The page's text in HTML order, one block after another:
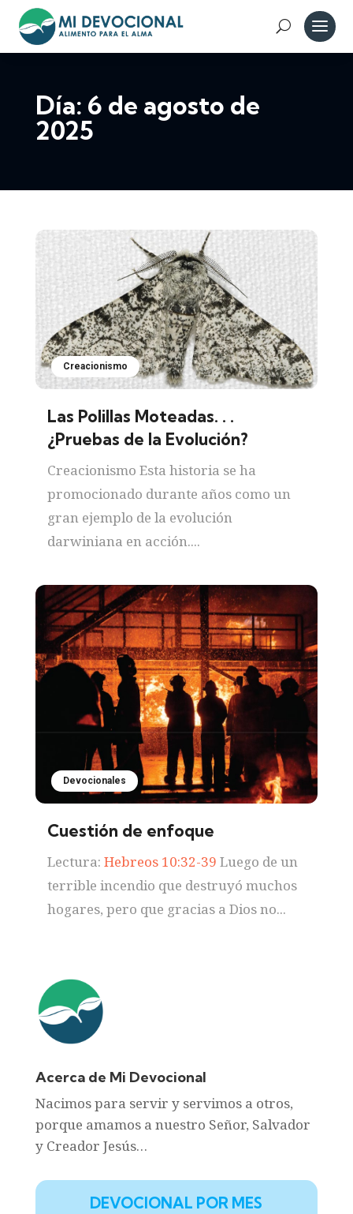
Día: 6 de agosto de
2025
Creacionismo
Las Polillas Moteadas. . .
¿Pruebas de la Evolución?
Creacionismo Esta historia se ha
promocionado durante años como un
gran ejemplo de la evolución
darwiniana en acción....
Devocionales
Cuestión de enfoque
Lectura: Hebreos 10:32-39 Luego de un
terrible incendio que destruyó muchos
hogares, pero que gracias a Dios no...
Acerca de Mi Devocional
Nacimos para servir y servimos a otros,
porque amamos a nuestro Señor, Salvador
y Creador Jesús…
DEVOCIONAL POR MES